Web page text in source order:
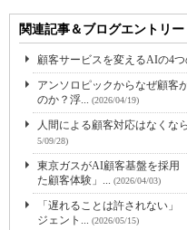
関連記事＆ブログエントリー
顧客サービスを変えるAIの4
アンソロピックからなぜ顧客
のか？浮...
(2026/04/19)
人間による顧客対応はなくな
5/09/28)
東京ガスがAI顧客基盤を採用
た顧客体験」...
(2026/04/03)
「遅れることは許されない
ジェント...
(2026/05/15)